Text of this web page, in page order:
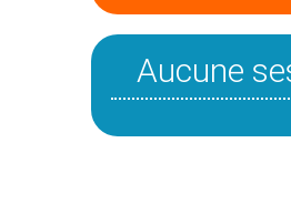
Aucune